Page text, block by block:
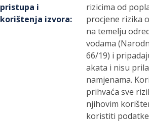
pristupa i
korištenja izvora:
rizicima od
procjene rizika
na temelju
vodama
66/19) i
akata i nisu
namjenama.
prihvaća sve
njihovim
koristiti